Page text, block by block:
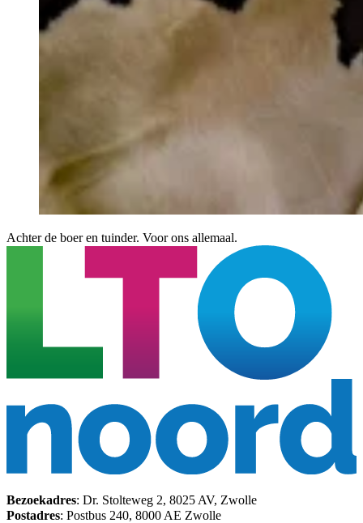
Achter de boer en tuinder. Voor ons allemaal.
Bezoekadres: Dr. Stolteweg 2, 8025 AV, Zwolle
Postadres: Postbus 240, 8000 AE Zwolle